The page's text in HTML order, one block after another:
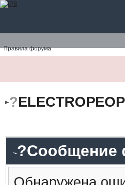
Правила форума
?
?Сообщение